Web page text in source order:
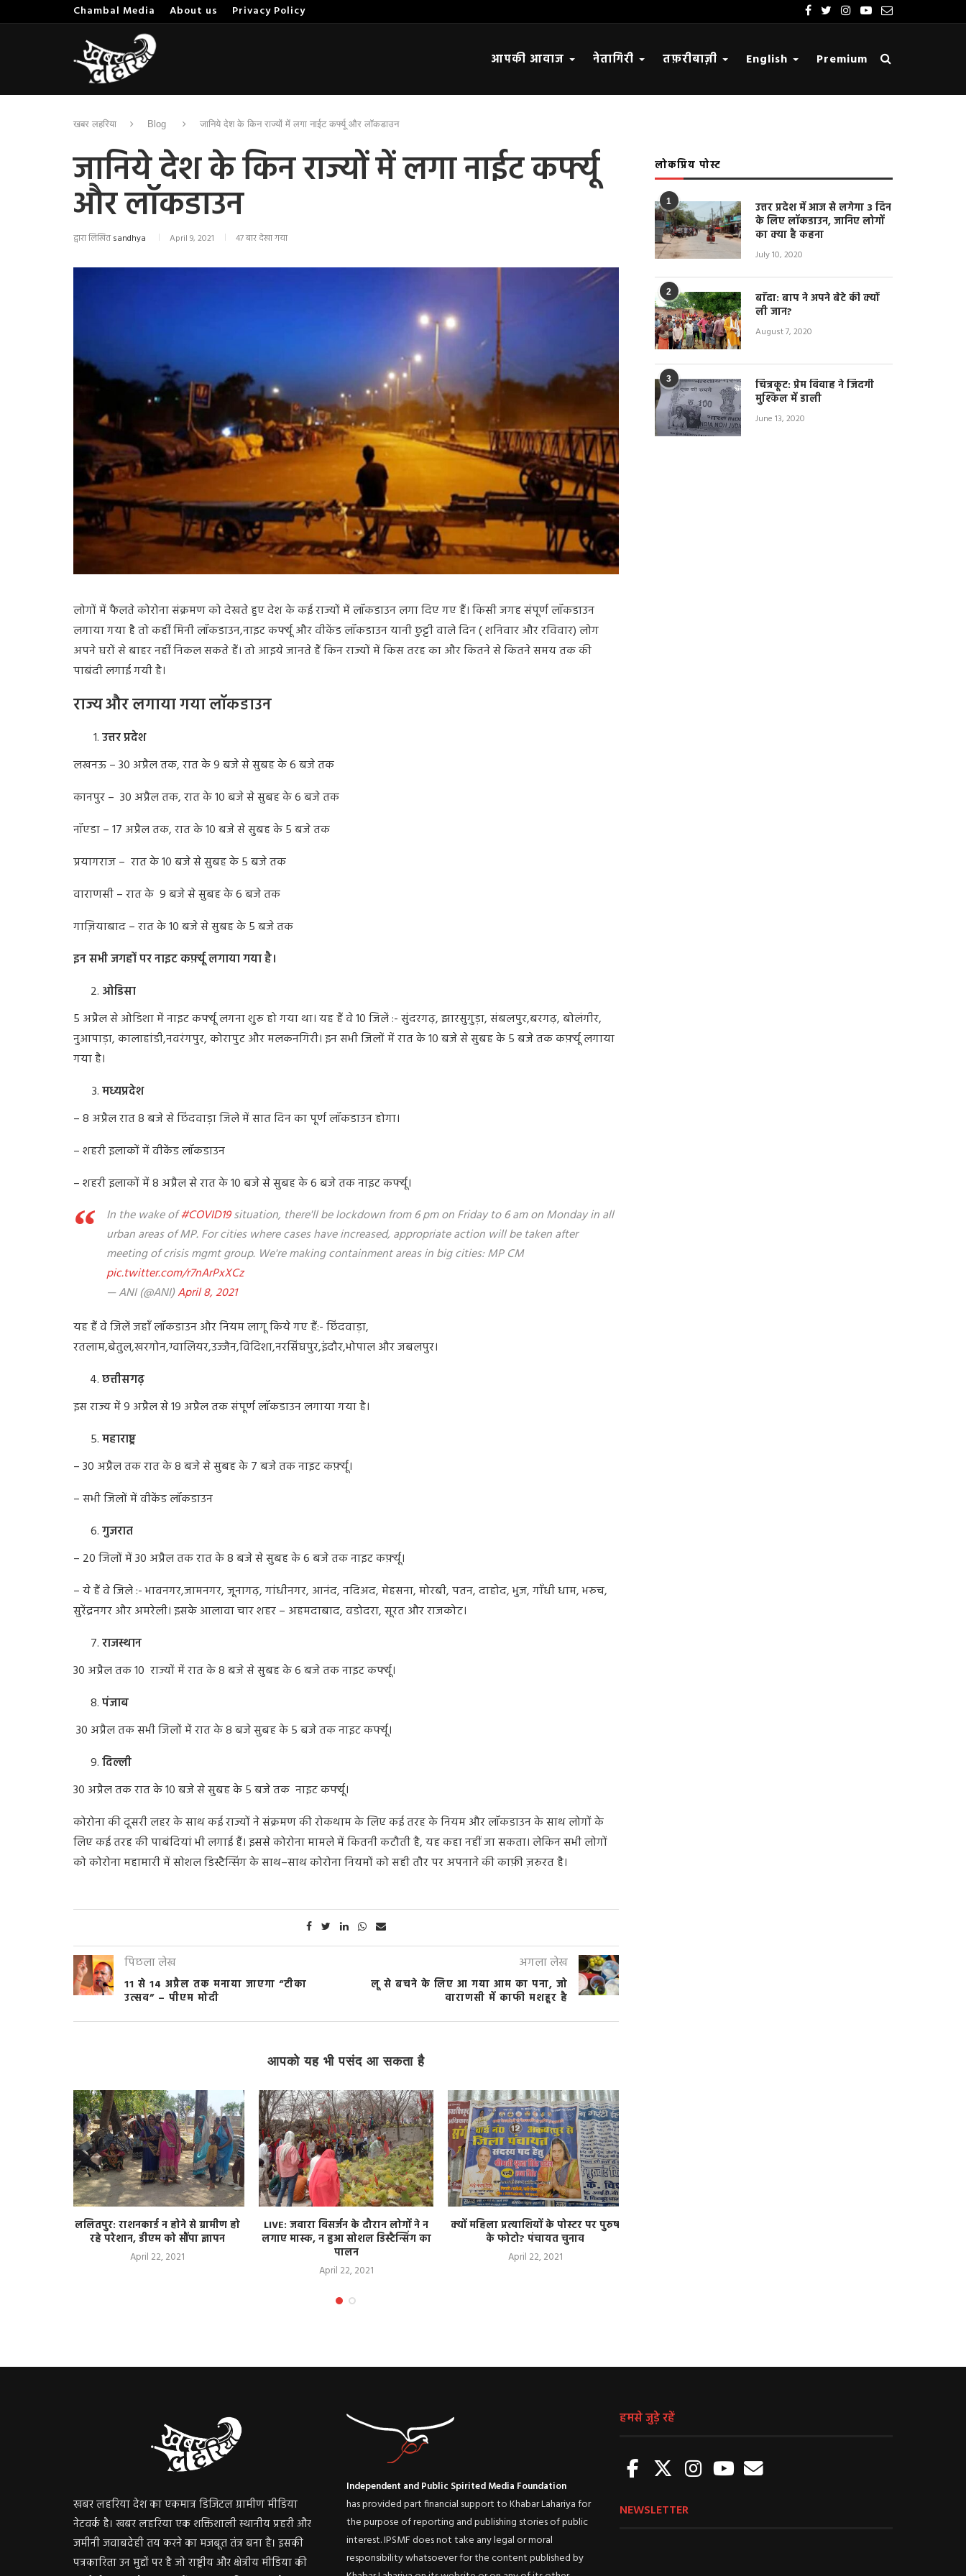
Chambal Media About us Privacy Policy
आपकी आवाज नेतागिरी तफ़रीबाज़ी English Premium
खबर लहरिया Blog जानिये देश के किन राज्यों में लगा नाईट कर्फ्यू और लॉकडाउन
जानिये देश के किन राज्यों में लगा नाईट कर्फ्यू
और लॉकडाउन
द्वारा लिखितsandhya April 9, 2021 47 बार देखा गया
लोगोंमेंफैलतेकोरोनासंक्रमणकोदेखतेहुएदेशकेकईराज्योंमेंलॉकडाउनलगादिएगएहैं।किसीजगहसंपूर्णलॉकडाउन
लगायागयाहैतोकहींमिनीलॉकडाउन,नाइटकर्फ्यूऔरवीकेंडलॉकडाउनयानीछुट्टीवालेदिन(शनिवारऔररविवार)लोग
अपनेघरोंसेबाहरनहींनिकलसकतेहैं।तोआइयेजानतेहैंकिनराज्योंमेंकिसतरहकाऔरकितनेसेकितनेसमयतककी
पाबंदीलगाईगयीहै।
राज्य और लगाया गया लॉकडाउन
उत्तर प्रदेश
लखनऊ– 30 अप्रैलतक,रातके9बजेसेसुबहके6बजेतक
कानपुर– 30 अप्रैलतक,रातके10बजेसेसुबहके6बजेतक
नॉएडा– 17 अप्रैलतक,रातके10बजेसेसुबहके5बजेतक
प्रयागराज– रातके10बजेसेसुबहके5बजेतक
वाराणसी–रातके 9बजेसेसुबहके6बजेतक
गाज़ियाबाद–रातके10बजेसेसुबहके5बजेतक
इन सभी जगहों पर नाइट कर्फ़्यू लगाया गया है।
ओडिसा
5 अप्रैलसेओडिशामेंनाइटकर्फ्यूलगनाशुरूहोगयाथा।यहहैंवे10जिलें:-सुंदरगढ़,झारसुगुड़ा,संबलपुर,बरगढ़,बोलंगीर,
नुआपाड़ा,कालाहांडी,नवरंगपुर,कोरापुटऔरमलकनगिरी।इनसभीजिलोंमेंरातके10बजेसेसुबहके5बजेतककर्फ़्यूलगाया
गयाहै।
मध्यप्रदेश
– 8 अप्रैलरात8बजेसेछिंदवाड़ाजिलेमेंसातदिनकापूर्णलॉकडाउनहोगा।
–शहरीइलाकोंमेंवीकेंडलॉकडाउन
–शहरीइलाकोंमें8 अप्रैलसेरातके10बजेसेसुबहके6बजेतकनाइटकर्फ्यू।
In the wake of#COVID19situation, there'll be lockdown from 6 pm on Friday to 6 am on Monday in all
urban areas of MP. For cities where cases have increased, appropriate action will be taken after
meeting of crisis mgmt group. We're making containment areas in big cities: MP CM
pic.twitter.com/r7nArPxXCz
— ANI (@ANI)April 8, 2021
यहहैंवेजिलेंजहाँलॉकडाउनऔरनियमलागूकियेगएहैं:-छिंदवाड़ा,
रतलाम,बेतुल,खरगोन,ग्वालियर,उज्जैन,विदिशा,नरसिंघपुर,इंदौर,भोपालऔरजबलपुर।
छत्तीसगढ़
इसराज्यमें9 अप्रैलसे19 अप्रैलतकसंपूर्णलॉकडाउनलगायागयाहै।
महाराष्ट्र
– 30 अप्रैलतकरातके8बजेसेसुबहके7बजेतकनाइटकर्फ़्यू।
–सभीजिलोंमेंवीकेंडलॉकडाउन
गुजरात
– 20जिलोंमें30 अप्रैलतकरातके8बजेसेसुबहके6बजेतकनाइटकर्फ़्यू।
–येहैंवेजिले:-भावनगर,जामनगर,जूनागढ़,गांधीनगर, आनंद,नदिअद,मेहसना,मोरबी,पतन,दाहोद,भुज,गाँधीधाम,भरुच,
सुरेंद्रनगरऔरअमरेली।इसकेआलावाचारशहर– अहमदाबाद,वडोदरा,सूरतऔरराजकोट।
राजस्थान
30 अप्रैलतक10 राज्योंमेंरातके8बजेसेसुबहके6बजेतकनाइटकर्फ्यू।
पंजाब
30 अप्रैलतकसभीजिलोंमेंरातके8बजेसुबहके5बजेतकनाइटकर्फ्यू।
दिल्ली
30 अप्रैल तक रात के 10 बजे से सुबह के 5 बजे तक नाइट कर्फ्यू।
कोरोनाकीदूसरीलहरकेसाथकईराज्योंनेसंक्रमणकीरोकथामकेलिएकईतरहकेनियमऔरलॉकडाउनकेसाथलोगोंके
लिएकईतरहकीपाबंदियांभीलगाईहैं।इससेकोरोनामामलेमेंकितनीकटौतीहै,यहकहानहींजासकता।लेकिनसभीलोगों
कोकोरोनामहामारीमेंसोशलडिस्टैन्सिंगकेसाथ–साथकोरोनानियमोंकोसहीतौरपरअपनानेकीकाफ़ीज़रुरतहै।
पिछला लेख
11 से 14 अप्रैल तक मनाया जाएगा “टीका
उत्सव” – पीएम मोदी
अगला लेख
लू से बचने के लिए आ गया आम का पना, जो
वाराणसी में काफी मशहूर है
आपको यह भी पसंद आ सकता है
ललितपुर: राशनकार्ड न होने से ग्रामीण हो
रहे परेशान, डीएम को सौंपा ज्ञापन
April 22, 2021
LIVE: जवारा विसर्जन के दौरान लोगों ने न
लगाए मास्क, न हुआ सोशल डिस्टैन्सिंग का
पालन
April 22, 2021
क्यों महिला प्रत्याशियों के पोस्टर पर पुरुष
के फोटो? पंचायत चुनाव
April 22, 2021
लोकप्रिय पोस्ट
1
उत्तर प्रदेश में आज से लगेगा 3 दिन
के लिए लॉकडाउन, जानिए लोगों
का क्या है कहना
July 10, 2020
2
बाँदा: बाप ने अपने बेटे की क्यों
ली जान?
August 7, 2020
3
चित्रकूट: प्रेम विवाह ने जिंदगी
मुश्किल में डाली
June 13, 2020
खबर लहरिया देश का एकमात्र डिजिटल ग्रामीण मीडिया
नेटवर्क है। खबर लहरिया एक शक्तिशाली स्थानीय प्रहरी और
जमीनी जवाबदेही तय करने का मजबूत तंत्र बना है। इसकी
पत्रकारिता उन मुद्दों पर है जो राष्ट्रीय और क्षेत्रीय मीडिया की
Independent and Public Spirited Media Foundation
has provided part financial support to Khabar Lahariya for
the purpose of reporting and publishing stories of public
interest. IPSMF does not take any legal or moral
responsibility whatsoever for the content published by
हमसे जुड़े रहें
NEWSLETTER